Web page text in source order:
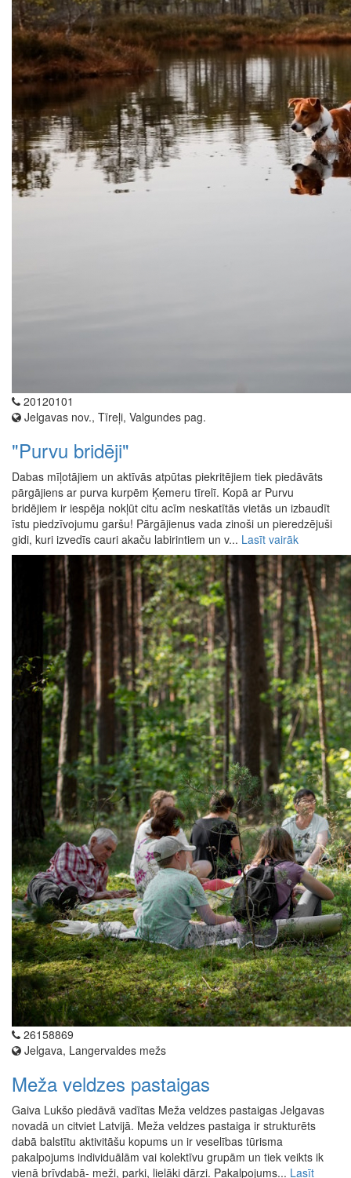
20120101
Jelgavas nov., Tīreļi, Valgundes pag.
"Purvu bridēji"
Dabas mīļotājiem un aktīvās atpūtas piekritējiem tiek piedāvāts
pārgājiens ar purva kurpēm Ķemeru tīrelī. Kopā ar Purvu
bridējiem ir iespēja nokļūt citu acīm neskatītās vietās un izbaudīt
īstu piedzīvojumu garšu! Pārgājienus vada zinoši un pieredzējuši
gidi, kuri izvedīs cauri akaču labirintiem un v... Lasīt vairāk
26158869
Jelgava, Langervaldes mežs
Meža veldzes pastaigas
Gaiva Lukšo piedāvā vadītas Meža veldzes pastaigas Jelgavas
novadā un citviet Latvijā. Meža veldzes pastaiga ir strukturēts
dabā balstītu aktivitāšu kopums un ir veselības tūrisma
pakalpojums individuālām vai kolektīvu grupām un tiek veikts ik
vienā brīvdabā- meži, parki, lielāki dārzi. Pakalpojums... Lasīt